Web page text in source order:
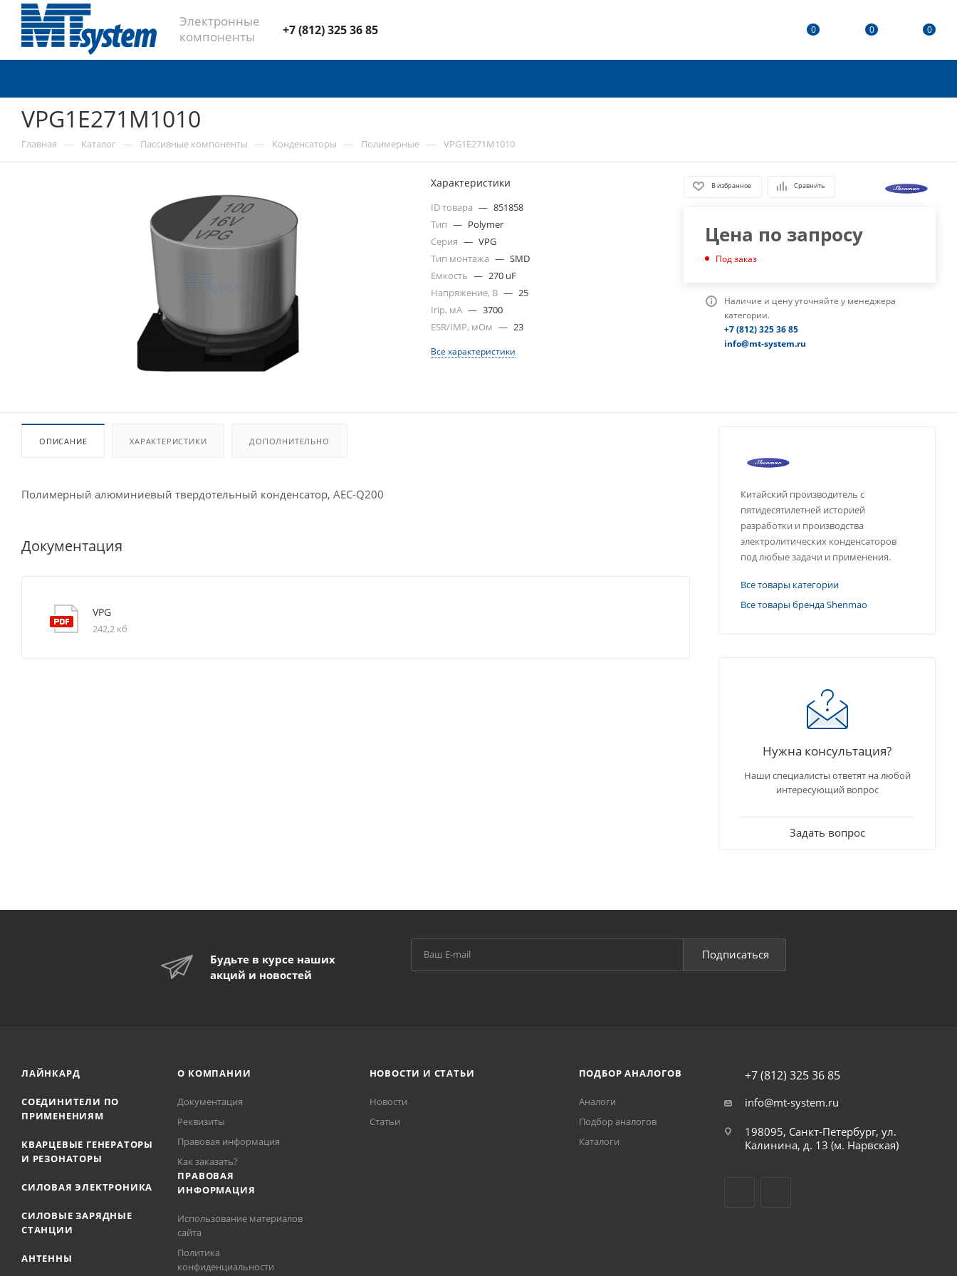
Электронные
компоненты
+7 (812) 325 36 85 0 0 0
VPG1E271M1010
Главная — Каталог — Пассивные компоненты — Конденсаторы — Полимерные — VPG1E271M1010
Характеристики
ID товара — 851858
Тип — Polymer
Серия — VPG
Тип монтажа — SMD
Емкость — 270 uF
Напряжение, В — 25
Irip, мА — 3700
ESR/IMP, мОм — 23
Все характеристики
В избранное Сравнить
Цена по запросу
Под заказ
Наличие и цену уточняйте у менеджера
категории.
+7 (812) 325 36 85
info@mt-system.ru
ОПИСАНИЕ ХАРАКТЕРИСТИКИ ДОПОЛНИТЕЛЬНО
Полимерный алюминиевый твердотельный конденсатор, AEC-Q200
Документация
VPG
242,2 кб
Китайский производитель с
пятидесятилетней историей
разработки и производства
электролитических конденсаторов
под любые задачи и применения.
Все товары категории
Все товары бренда Shenmao
Нужна консультация?
Наши специалисты ответят на любой
интересующий вопрос
Задать вопрос
Будьте в курсе наших
акций и новостей
Подписаться
ЛАЙНКАРД
СОЕДИНИТЕЛИ ПО
ПРИМЕНЕНИЯМ
КВАРЦЕВЫЕ ГЕНЕРАТОРЫ
И РЕЗОНАТОРЫ
СИЛОВАЯ ЭЛЕКТРОНИКА
СИЛОВЫЕ ЗАРЯДНЫЕ
СТАНЦИИ
АНТЕННЫ
О КОМПАНИИ
Документация
Реквизиты
Правовая информация
Как заказать?
ПРАВОВАЯ
ИНФОРМАЦИЯ
Использование материалов
сайта
Политика
конфиденциальности
НОВОСТИ И СТАТЬИ
Новости
Статьи
ПОДБОР АНАЛОГОВ
Аналоги
Подбор аналогов
Каталоги
+7 (812) 325 36 85
info@mt-system.ru
198095, Санкт-Петербург, ул.
Калинина, д. 13 (м. Нарвская)